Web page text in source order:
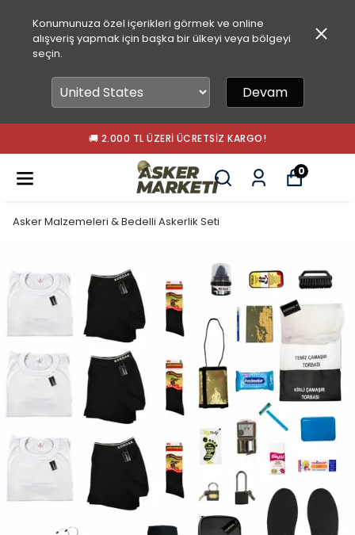
Konumunuza özel içerikleri görmek ve online
alışveriş yapmak için başka bir ülkeyi veya bölgeyi
seçin.
Devam
🚚 2.000 TL ÜZERI ÜCRETSIZ KARGO!
0
Asker Malzemeleri & Bedelli Askerlik Seti